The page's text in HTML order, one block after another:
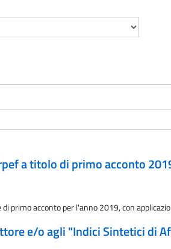
a titolo di primo acconto
primo acconto per l'anno 2019, con
e/o agli "Indici Sintetici di